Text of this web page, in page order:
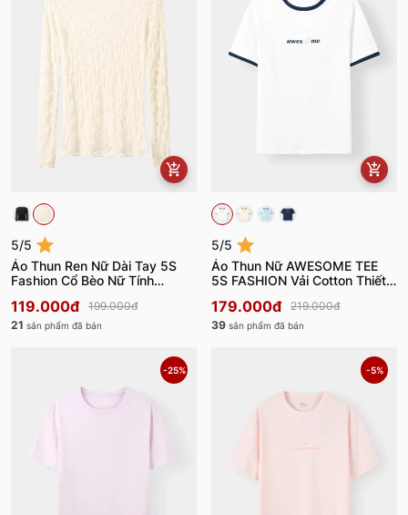
5/5
Áo Thun Ren Nữ Dài Tay 5S
Fashion Cổ Bèo Nữ Tính
119.000đ
199.000đ
21 sản phẩm đã bán
5/5
Áo Thun Nữ AWESOME TEE
5S FASHION Vải Cotton Thiết
179.000đ
219.000đ
39 sản phẩm đã bán
-25% -5%